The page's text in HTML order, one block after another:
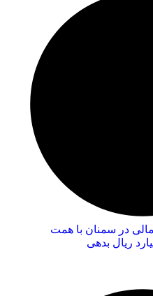
سمنان با همت